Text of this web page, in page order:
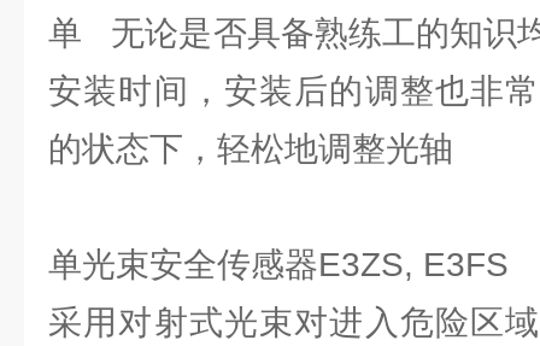
单 无论是否具备熟练工的知识
安装时间，安装后的调整也非
的状态下，轻松地调整光轴
单光束安全传感器E3ZS, E3FS
采用对射式光束对进入危险区